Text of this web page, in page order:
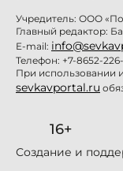
Учредитель: ООО
Главный редактор:
E-mail:
Телефон: +7-8652-
При использовании
sevkavportal.ru
16+
Создание и